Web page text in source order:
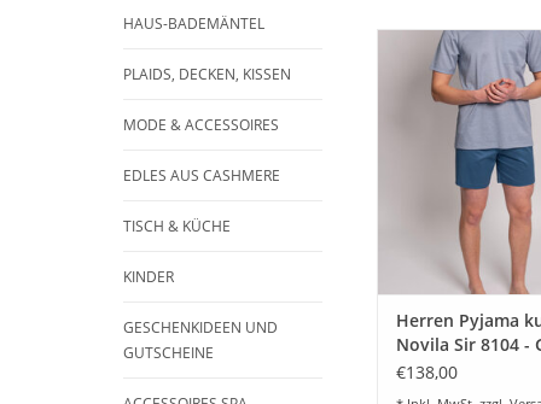
HAUS-BADEMÄNTEL
PLAIDS, DECKEN, KISSEN
MODE & ACCESSOIRES
EDLES AUS CASHMERE
TISCH & KÜCHE
KINDER
GESCHENKIDEEN UND
GUTSCHEINE
Schöner eleganter
SIR 8104 mit kurzer
kurzen Ärmeln Farbe
Ausschnitt mit
Größe 48-66/68
(Übergrößen ab
Anfrage
ZUM WARENKORB
Herren Pyjama
Novila Sir 8104 -
48-68
€138,00